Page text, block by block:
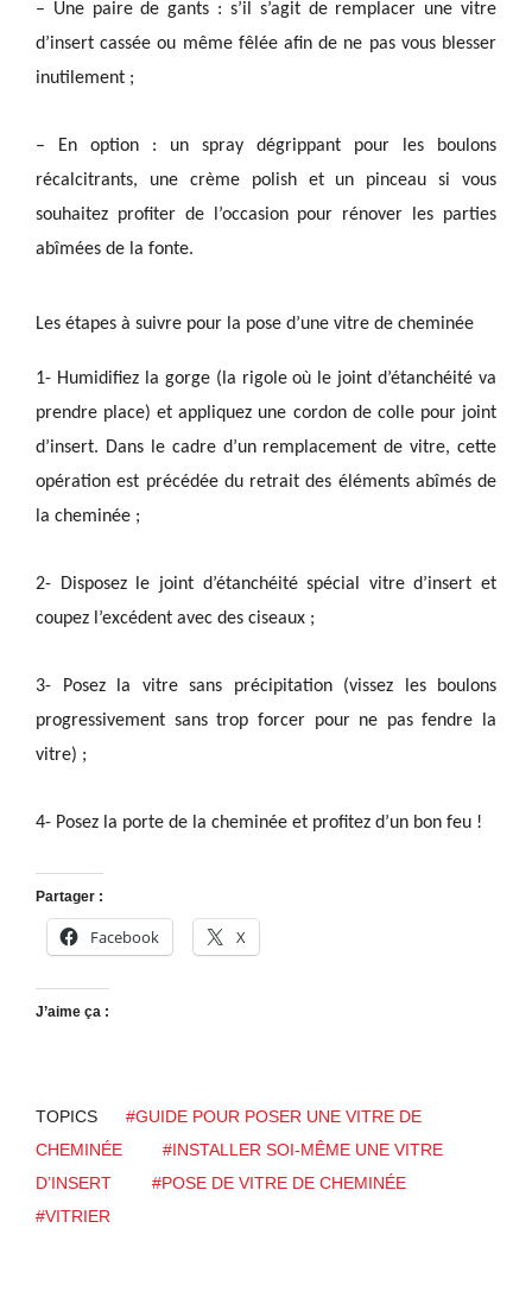
– Une paire de gants : s’il s’agit de remplacer une vitre
d’insert cassée ou même fêlée afin de ne pas vous blesser
inutilement ;
– En option : un spray dégrippant pour les boulons
récalcitrants, une crème polish et un pinceau si vous
souhaitez profiter de l’occasion pour rénover les parties
abîmées de la fonte.
Les étapes à suivre pour la pose d’une vitre de cheminée
1- Humidifiez la gorge (la rigole où le joint d’étanchéité va
prendre place) et appliquez une cordon de colle pour joint
d’insert. Dans le cadre d’un remplacement de vitre, cette
opération est précédée du retrait des éléments abîmés de
la cheminée ;
2- Disposez le joint d’étanchéité spécial vitre d’insert et
coupez l’excédent avec des ciseaux ;
3- Posez la vitre sans précipitation (vissez les boulons
progressivement sans trop forcer pour ne pas fendre la
vitre) ;
4- Posez la porte de la cheminée et profitez d’un bon feu !
Partager :
Facebook X
J’aime ça :
TOPICS
#GUIDE POUR POSER UNE VITRE DE
CHEMINÉE
#INSTALLER SOI-MÊME UNE VITRE
D’INSERT
#POSE DE VITRE DE CHEMINÉE
#VITRIER